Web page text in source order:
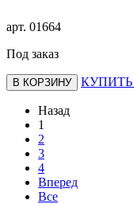
арт. 01664
Под заказ
В КОРЗИНУ КУПИТЬ
Назад
1
2
3
4
Вперед
Все